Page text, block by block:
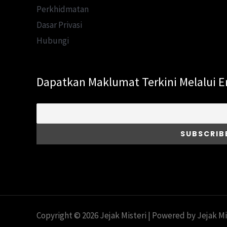
Perkhidmatan
Dasar Privasi
Hubungi
Dapatkan Maklumat Terkini Melalui
Copyright © 2026 Jejak Misteri | Powered by Jejak